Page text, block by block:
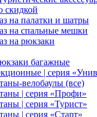
скидкой
на палатки и шатры
на спальные мешки
на рюкзаки
багажные
| серия
велобаулы (все)
| серия «Профи»
| серия «Турист»
| серия «Старт»